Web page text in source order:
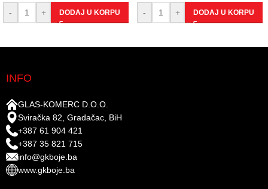
-
+ DODAJ U KORPU
-
+ DODAJ U KORPU
INFO
GLAS-KOMERC D.O.O.
Sviračka 82, Gradačac, BiH
+387 61 904 421
+387 35 821 715
info@gkboje.ba
www.gkboje.ba